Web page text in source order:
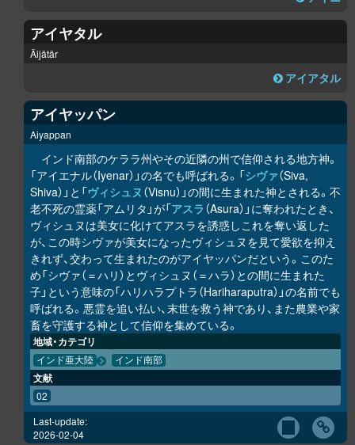
アイヤタル
Äijätär
アイアタル
アイヤッパン
Aiyappan
インド南部のケララ州やその近隣の州で信仰される地方神。
「アイエナル（Iyenar）」の名でも呼ばれる。「シヴァ（Siva,
Shiva）」と「ヴィシュヌ （Visnu）」の間に生まれた神とされる。不
老不死の霊薬「アムリタ」が「アスラ （Asura）」に奪われたとき、
ヴィシュヌは美女に化けてアスラを誘惑しこれを奪い返した
が、この時シヴァが美女になったヴィシュヌを見て愛欲を抑え
きれず、交わって生まれたのがアイヤッパンだという。このた
め「シヴァ（＝ハリ）とヴィシュヌ（＝ハラ）との間に生まれた
子」という意味の「ハリハラプトラ（Hariharaputra）」の名前でも
呼ばれる。悪霊を追い払い、末世を救う神であり、また農業や家
畜を守護する神として信仰を集めている。
地域・カテゴリ
インド亜大陸 インド南部
文献
02
Last-update:
2026-02-04